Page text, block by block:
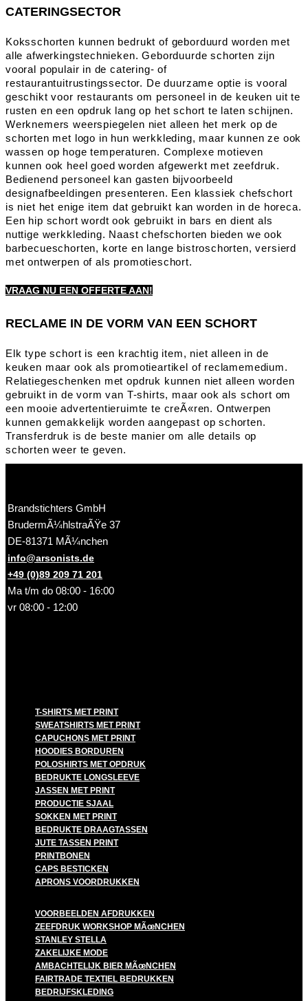
CATERINGSECTOR
Koksschorten kunnen bedrukt of geborduurd worden met
alle afwerkingstechnieken. Geborduurde schorten zijn
vooral populair in de catering- of
restaurantuitrustingssector. De duurzame optie is vooral
geschikt voor restaurants om personeel in de keuken uit te
rusten en een opdruk lang op het schort te laten schijnen.
Werknemers weerspiegelen niet alleen het merk op de
schorten met logo in hun werkkleding, maar kunnen ze ook
wassen op hoge temperaturen. Complexe motieven
kunnen ook heel goed worden afgewerkt met zeefdruk.
Bedienend personeel kan gasten bijvoorbeeld
designafbeeldingen presenteren. Een klassiek chefschort
is niet het enige item dat gebruikt kan worden in de horeca.
Een hip schort wordt ook gebruikt in bars en dient als
nuttige werkkleding. Naast chefschorten bieden we ook
barbecueschorten, korte en lange bistroschorten, versierd
met ontwerpen of als promotieschort.
VRAAG NU EEN OFFERTE AAN!
RECLAME IN DE VORM VAN EEN SCHORT
Elk type schort is een krachtig item, niet alleen in de
keuken maar ook als promotieartikel of reclamemedium.
Relatiegeschenken met opdruk kunnen niet alleen worden
gebruikt in de vorm van T-shirts, maar ook als schort om
een mooie advertentieruimte te creÃ«ren. Ontwerpen
kunnen gemakkelijk worden aangepast op schorten.
Transferdruk is de beste manier om alle details op
schorten weer te geven.
Brandstichters GmbH
BrudermÃ¼hlstraÃŸe 37
DE-81371 MÃ¼nchen
info@arsonists.de
+49 (0)89 209 71 201
Ma t/m do 08:00 - 16:00
vr 08:00 - 12:00
T-SHIRTS MET PRINT
SWEATSHIRTS MET PRINT
CAPUCHONS MET PRINT
HOODIES BORDUREN
POLOSHIRTS MET OPDRUK
BEDRUKTE LONGSLEEVE
JASSEN MET PRINT
PRODUCTIE SJAAL
SOKKEN MET PRINT
BEDRUKTE DRAAGTASSEN
JUTE TASSEN PRINT
PRINTBONEN
CAPS BESTICKEN
APRONS VOORDRUKKEN
VOORBEELDEN AFDRUKKEN
ZEEFDRUK WORKSHOP MÃœNCHEN
STANLEY STELLA
ZAKELIJKE MODE
AMBACHTELIJK BIER MÃœNCHEN
FAIRTRADE TEXTIEL BEDRUKKEN
BEDRIJFSKLEDING